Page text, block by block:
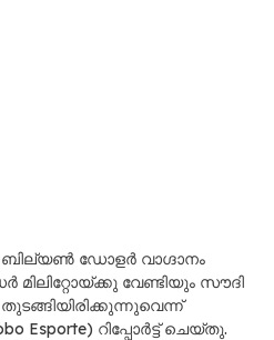
ബില്യൺ ഡോളർ വാഗ്ദാനം
വേണ്ടിയും സൗദി
റിപ്പോർട്ട് ചെയ്തു.